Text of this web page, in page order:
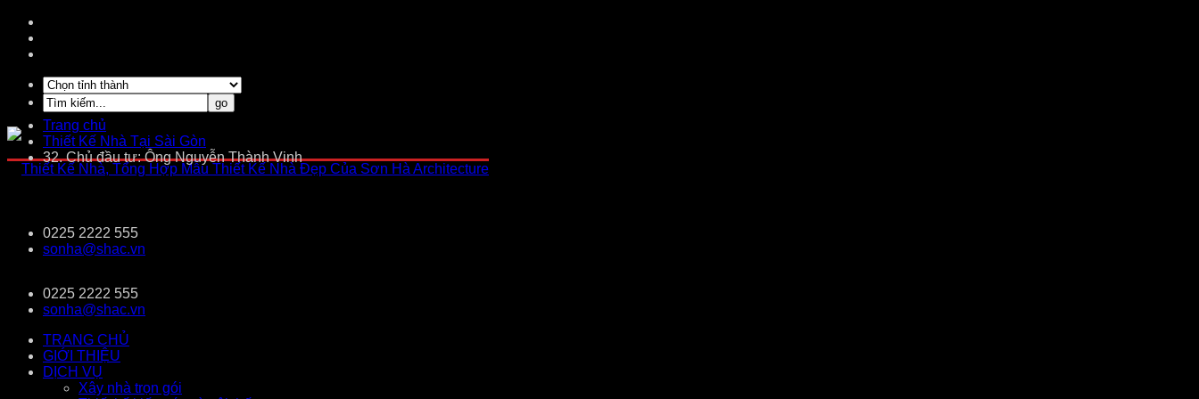
0225 2222 555
sonha@shac.vn
0225 2222 555
sonha@shac.vn
TRANG CHỦ
GIỚI THIỆU
DỊCH VỤ
Xây nhà trọn gói
Trang chủ
Thiết Kế Nhà Tại Sài Gòn
32. Chủ đầu tư: Ông Nguyễn Thành Vinh